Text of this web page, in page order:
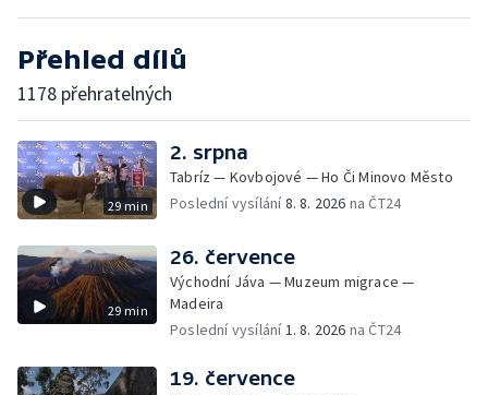
Přehled dílů
1178 přehratelných
29 min
2. srpna
Tabríz — Kovbojové — Ho Či Minovo Město
Poslední vysílání8. 8. 2026 na ČT24
29 min
26. července
Východní Jáva — Muzeum migrace —
Madeira
Poslední vysílání 1. 8. 2026 na ČT24
19. července